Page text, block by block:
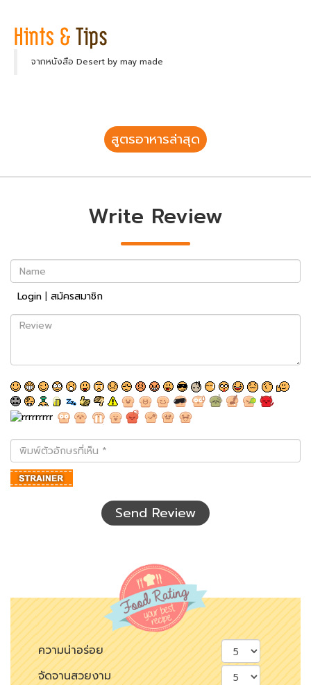
จากหนังสือ Desert by may made
สูตรอาหารล่าสุด
Write Review
Name
Login | สมัครสมาชิก
Review
พิมพ์
ตัว
อักษร
ที่
Send Review
ความน่าอร่อย
จัดจานสวยงาม